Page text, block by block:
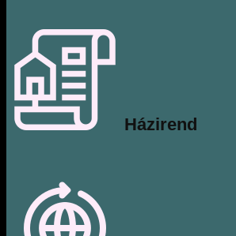
​Házirend